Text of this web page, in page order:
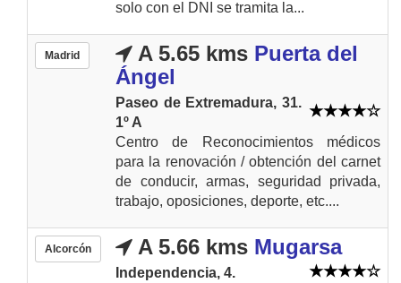
solo con el DNI se tramita la...
Madrid A 5.65 kms Puerta del
Ángel
Paseo de Extremadura, 31.
1º A
Centro de Reconocimientos médicos
para la renovación / obtención del carnet
de conducir, armas, seguridad privada,
trabajo, oposiciones, deporte, etc....
Alcorcón A 5.66 kms Mugarsa
Independencia, 4.